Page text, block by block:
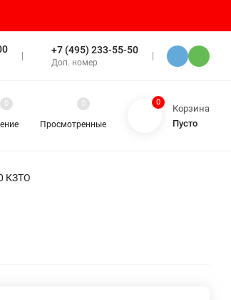
+7 (495) 233-55-50
Доп. номер
0
Просмотренные
0 0
Корзина
Пусто
КЗТО